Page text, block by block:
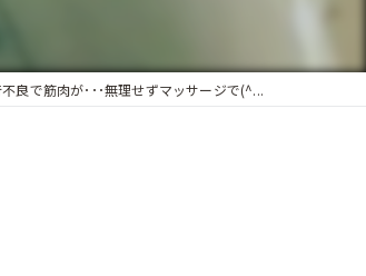
不良で筋肉が･･･無理せずマッサージで(^...